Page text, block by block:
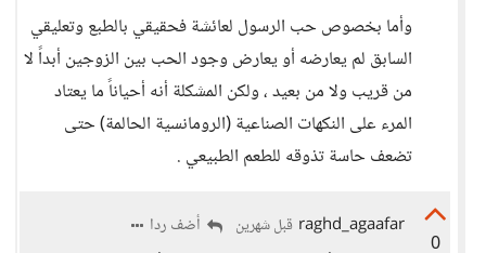
وأما بخصوص حب الرسول لعائشة فحقيقي بالطبع وتعليقي
السابق لم يعارضه أو يعارض وجود الحب بين الزوجين أبداً لا
من قريب ولا من بعيد ، ولكن المشكلة أنه أحياناً ما يعتاد
المرء على النكهات الصناعية (الرومانسية الحالمة) حتى
تضعف حاسة تذوقه للطعم الطبيعي .
0
raghd_agaafar قبل شهرين أضف ردا